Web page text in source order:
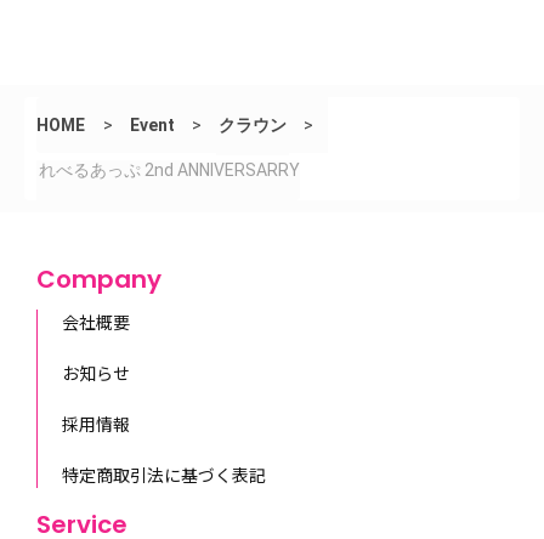
HOME > Event > クラウン >
れべるあっぷ 2nd ANNIVERSARRY
Company
会社概要
お知らせ
採用情報
特定商取引法に基づく表記
Service